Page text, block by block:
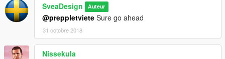
SveaDesign Auteur
@preppletviete Sure go ahead
31 octobre 2018
Nissekula